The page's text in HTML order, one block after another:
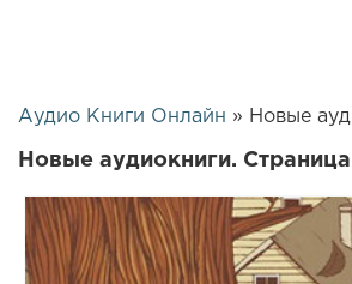
Аудио Книги Онлайн » Новые
Новые аудиокниги.